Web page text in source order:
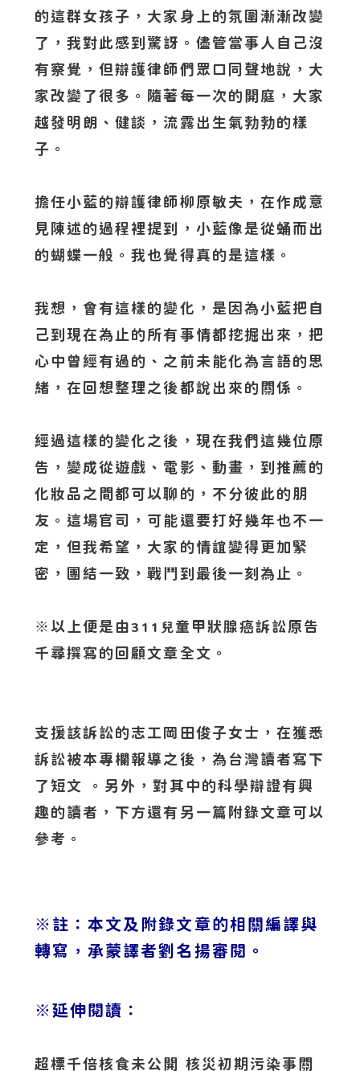
的這群女孩子，大家身上的氛圍漸漸改變
了，我對此感到驚訝。儘管當事人自己沒
有察覺，但辯護律師們眾口同聲地說，大
家改變了很多。隨著每一次的開庭，大家
越發明朗、健談，流露出生氣勃勃的樣
子。
擔任小藍的辯護律師柳原敏夫，在作成意
見陳述的過程裡提到，小藍像是從蛹而出
的蝴蝶一般。我也覺得真的是這樣。
我想，會有這樣的變化，是因為小藍把自
己到現在為止的所有事情都挖掘出來，把
心中曾經有過的、之前未能化為言語的思
緒，在回想整理之後都說出來的關係。
經過這樣的變化之後，現在我們這幾位原
告，變成從遊戲、電影、動畫，到推薦的
化妝品之間都可以聊的，不分彼此的朋
友。這場官司，可能還要打好幾年也不一
定，但我希望，大家的情誼變得更加緊
密，團結一致，戰鬥到最後一刻為止。
※以上便是由311兒 童甲狀腺癌訴訟原告
千尋撰寫的回顧文章全文。
支援該訴訟的志工岡田俊子女士，在獲悉
訴訟被本專欄報導之後，為台灣讀者寫下
了短文 。另外，對其中的科學辯證有興
趣的讀者，下方還有另一篇附錄文章可以
參考。
※註：本文及附錄文章的相關編譯與
轉寫，承蒙譯者劉名揚審閱。
※延伸閱讀：
超標千倍核食未公開 核災初期污染事關